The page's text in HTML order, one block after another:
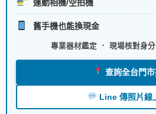
運動相機/空拍機
舊手機也能換現金
專業器材鑑定 ． 現場核對身
查詢全台門
Line 傳照片線